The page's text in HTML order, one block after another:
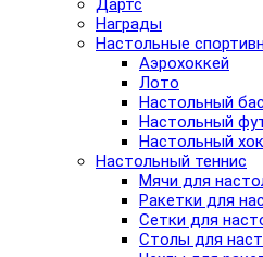
Дартс
Награды
Настольные
Аэрохоккей
Лото
Настольный
Настольный
Настольный
Настольный теннис
Мячи для
Ракетки для
Сетки для
Столы для